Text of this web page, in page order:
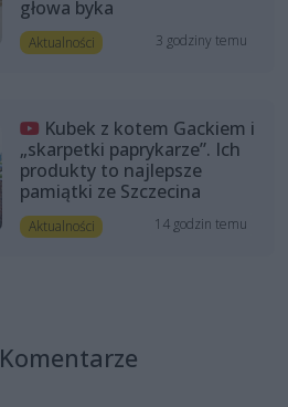
głowa byka
Aktualności 3 godziny temu
Kubek z kotem Gackiem i
„skarpetki paprykarze”. Ich
produkty to najlepsze
pamiątki ze Szczecina
Aktualności 14 godzin temu
Komentarze